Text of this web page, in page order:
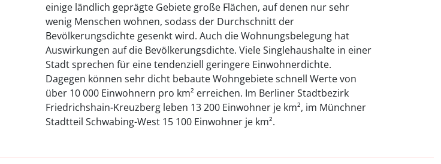
einige ländlich geprägte Gebiete große Flächen, auf denen nur sehr
wenig Menschen wohnen, sodass der Durchschnitt der
Bevölkerungsdichte gesenkt wird. Auch die Wohnungsbelegung hat
Auswirkungen auf die Bevölkerungsdichte. Viele Singlehaushalte in einer
Stadt sprechen für eine tendenziell geringere Einwohnerdichte.
Dagegen können sehr dicht bebaute Wohngebiete schnell Werte von
über 10 000 Einwohnern pro km² erreichen. Im Berliner Stadtbezirk
Friedrichshain-Kreuzberg leben 13 200 Einwohner je km², im Münchner
Stadtteil Schwabing-West 15 100 Einwohner je km².